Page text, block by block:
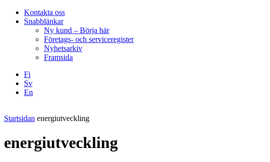
Kontakta oss
Snabblänkar
Ny kund – Börja här
Företags- och serviceregister
Nyhetsarkiv
Framsida
Fi
Sv
En
Startsidan energiutveckling
energiutveckling